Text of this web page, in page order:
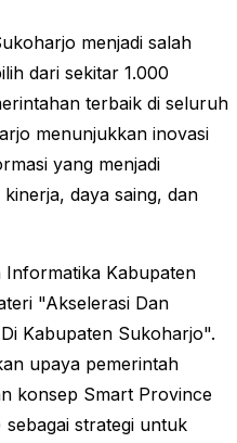
menjadi salah
dari sekitar 1.000
terbaik di seluruh
menunjukkan inovasi
yang menjadi
daya saing, dan
Informatika Kabupaten
"Akselerasi Dan
Kabupaten Sukoharjo".
upaya pemerintah
konsep Smart Province
sebagai strategi untuk